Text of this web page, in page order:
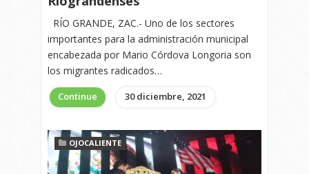
RÍO GRANDE, ZAC.- Uno de los sectores
importantes para la administración municipal
encabezada por Mario Córdova Longoria son
los migrantes radicados…
Continue 30 diciembre, 2021
OJOCALIENTE